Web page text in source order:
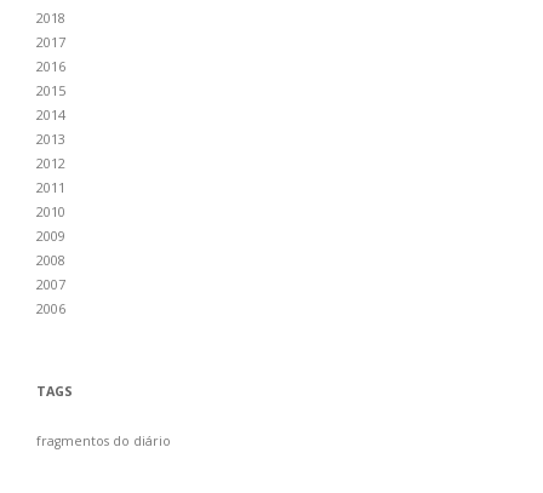
2018
2017
2016
2015
2014
2013
2012
2011
2010
2009
2008
2007
2006
TAGS
fragmentos do diário